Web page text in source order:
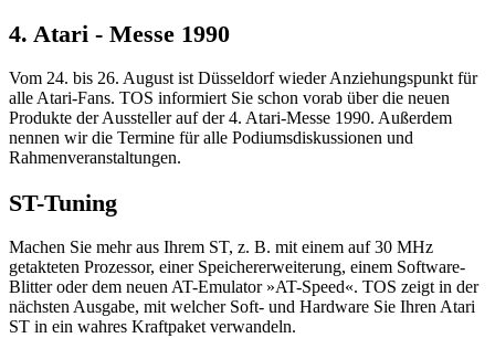
4. Atari - Messe 1990
Vom 24. bis 26. August ist Düsseldorf wieder Anziehungspunkt für
alle Atari-Fans. TOS informiert Sie schon vorab über die neuen
Produkte der Aussteller auf der 4. Atari-Messe 1990. Außerdem
nennen wir die Termine für alle Podiumsdiskussionen und
Rahmenveranstaltungen.
ST-Tuning
Machen Sie mehr aus Ihrem ST, z. B. mit einem auf 30 MHz
getakteten Prozessor, einer Speichererweiterung, einem Software-
Blitter oder dem neuen AT-Emulator »AT-Speed«. TOS zeigt in der
nächsten Ausgabe, mit welcher Soft- und Hardware Sie Ihren Atari
ST in ein wahres Kraftpaket verwandeln.